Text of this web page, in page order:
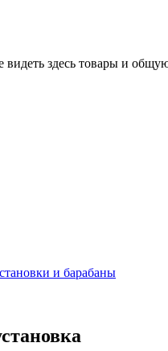
здесь товары и
и барабаны